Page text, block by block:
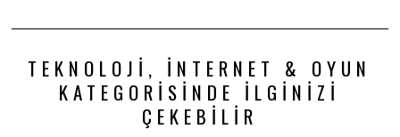
TEKNOLOJI, İNTERNET & OYUN
KATEGORISINDE İLGINIZI
ÇEKEBILIR